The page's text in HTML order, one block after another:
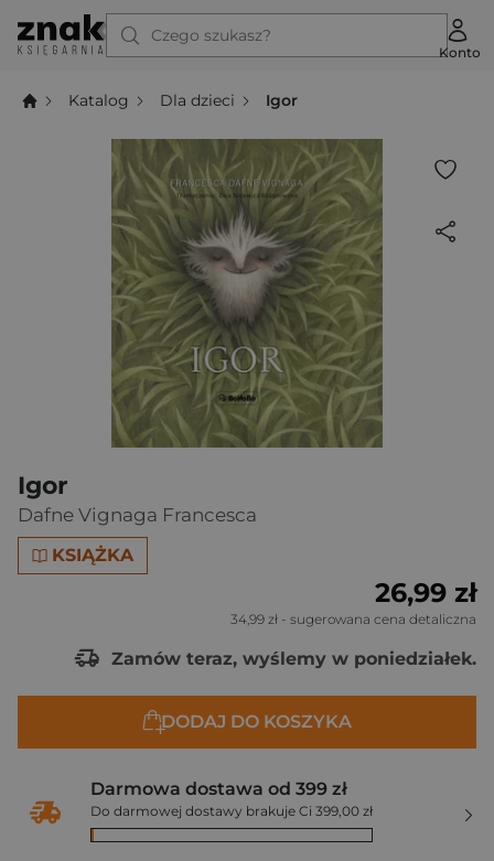
Czego szukasz?
Konto
Katalog Dla dzieci Igor
Igor
Dafne Vignaga Francesca
KSIĄŻKA
26,99 zł
34,99 zł - sugerowana cena detaliczna
Zamów teraz, wyślemy w poniedziałek.
DODAJ DO KOSZYKA
Darmowa dostawa od 399 zł
Do darmowej dostawy brakuje Ci 399,00 zł